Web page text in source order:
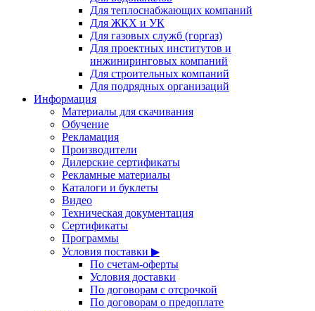
Для теплоснабжающих компаний
Для ЖКХ и УК
Для газовых служб (горгаз)
Для проектных институтов и
инжиниринговых компаний
Для строительных компаний
Для подрядных организаций
Информация
Материалы для скачивания
Обучение
Рекламация
Производители
Дилерские сертификаты
Рекламные материалы
Каталоги и буклеты
Видео
Техническая документация
Сертификаты
Программы
Условия поставки ▶
По счетам-оферты
Условия доставки
По договорам с отсрочкой
По договорам о предоплате